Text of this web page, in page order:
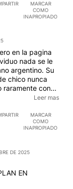
MARCAR
COMO
INAPROPIADO
en la pagina
nada se le
argentino. Su
chico nunca
raramente con
se les va estas
regala nuestra
a esto.
Leer mas
MARCAR
COMO
INAPROPIADO
DE 2025
EN